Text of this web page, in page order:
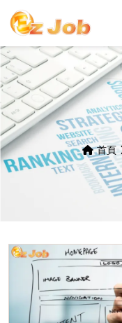
首頁